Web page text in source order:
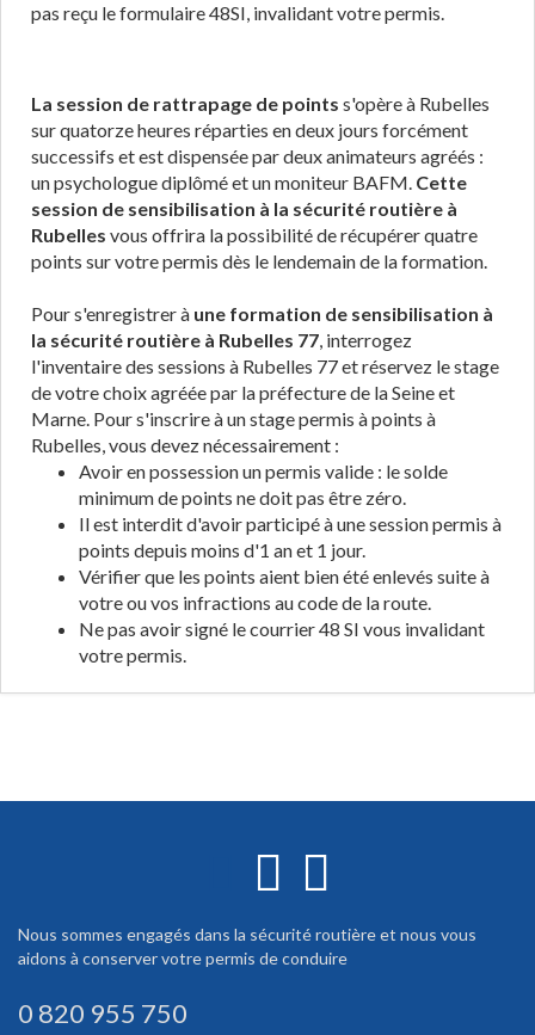
pas reçu le formulaire 48SI, invalidant votre permis.
La session de rattrapage de points s'opère à Rubelles
sur quatorze heures réparties en deux jours forcément
successifs et est dispensée par deux animateurs agréés :
un psychologue diplômé et un moniteur BAFM. Cette
session de sensibilisation à la sécurité routière à
Rubelles vous offrira la possibilité de récupérer quatre
points sur votre permis dès le lendemain de la formation.
Pour s'enregistrer à une formation de sensibilisation à
la sécurité routière à Rubelles 77, interrogez
l'inventaire des sessions à Rubelles 77 et réservez le stage
de votre choix agréée par la préfecture de la Seine et
Marne. Pour s'inscrire à un stage permis à points à
Rubelles, vous devez nécessairement :
Avoir en possession un permis valide : le solde
minimum de points ne doit pas être zéro.
Il est interdit d'avoir participé à une session permis à
points depuis moins d'1 an et 1 jour.
Vérifier que les points aient bien été enlevés suite à
votre ou vos infractions au code de la route.
Ne pas avoir signé le courrier 48 SI vous invalidant
votre permis.
Nous sommes engagés dans la sécurité routière et nous vous
aidons à conserver votre permis de conduire
0 820 955 750